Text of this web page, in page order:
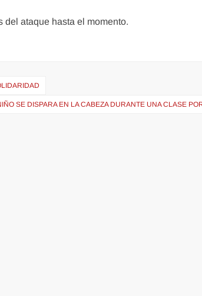
ataque hasta el momento.
SE DISPARA EN LA CABEZA DURANTE UNA CLASE